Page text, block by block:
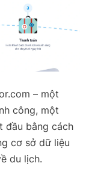
– một
công, một
đầu bằng cách
cơ sở dữ liệu
du lịch.